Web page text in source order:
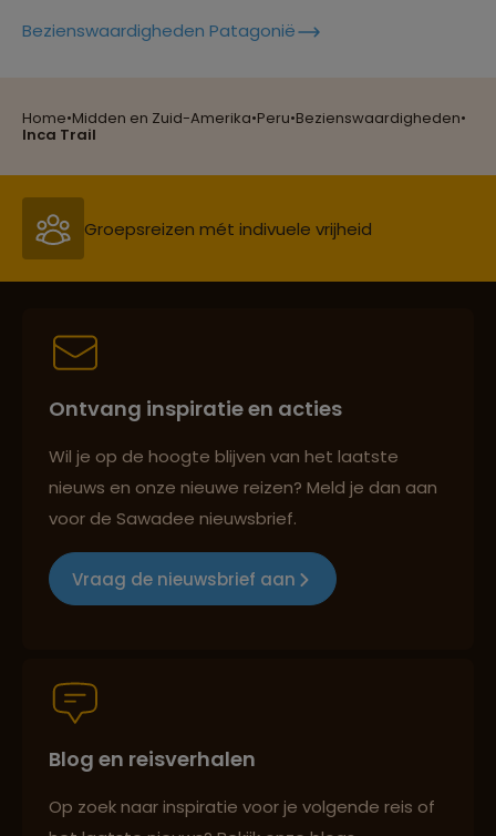
Home•Midden en Zuid-Amerika•Peru•Bezienswaardigheden•
Inca Trail
Lees meer over Iquitos
Lees meer over Laguna 69
Lees meer over Lima
Lees meer over Machu Picchu
Lees meer over Manu National Park
Bezienswaardigheden Patagonië
Groepsreizen mét indivuele vrijheid
Persoonlijk en deskundig reisadvies
Best beoordeelde reisroutes
Groepsreizen mét indivuele vrijheid
Best beoordeelde reisroutes
Ontvang inspiratie en acties
Wil je op de hoogte blijven van het laatste
nieuws en onze nieuwe reizen? Meld je dan aan
voor de Sawadee nieuwsbrief.
Vraag de nieuwsbrief aan
Blog en reisverhalen
Op zoek naar inspiratie voor je volgende reis of